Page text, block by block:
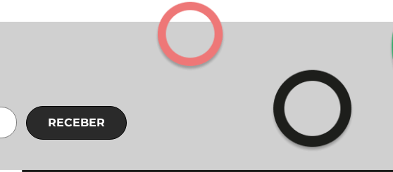
RECEBER